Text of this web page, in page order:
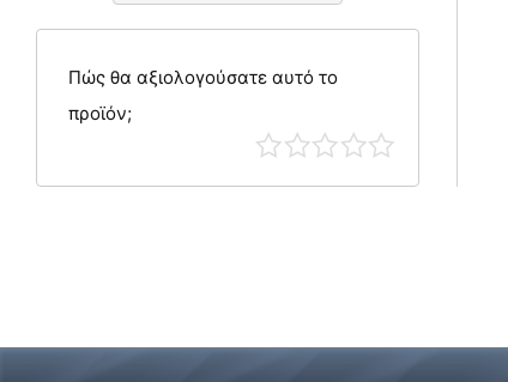
Πώς θα αξιολογούσατε αυτό το
προϊόν;